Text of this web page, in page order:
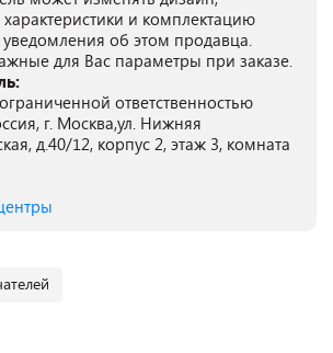
характеристики и комплектацию
уведомления об этом продавца.
для Вас параметры при заказе.
ответственностью
г. Москва,ул. Нижняя
д.40/12, корпус 2, этаж 3, комната